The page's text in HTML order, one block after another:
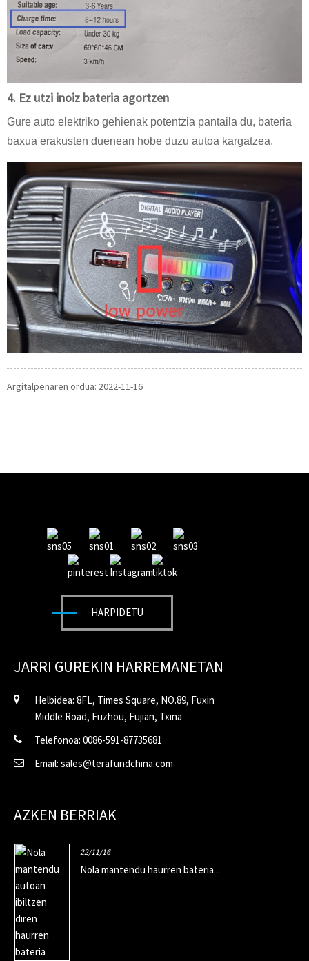
4. Ez utzi inoiz bateria agortzen
Gure auto elektriko gehienak potentzia pantaila du, bateria
baxua erakusten duenean hobe duzu autoa kargatzea.
Argitalpenaren ordua: 2022-11-16
HARPIDETU
JARRI GUREKIN HARREMANETAN
Helbidea: 8FL, Times Square, NO.89, Fuxin
Middle Road, Fuzhou, Fujian, Txina
Telefonoa: 0086-591-87735681
Email: sales@terafundchina.com
AZKEN BERRIAK
22/11/16
Nola mantendu haurren bateria...